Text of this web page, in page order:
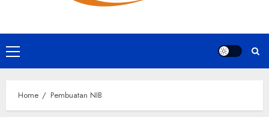
Primary
Menu
Home Pembuatan NIB